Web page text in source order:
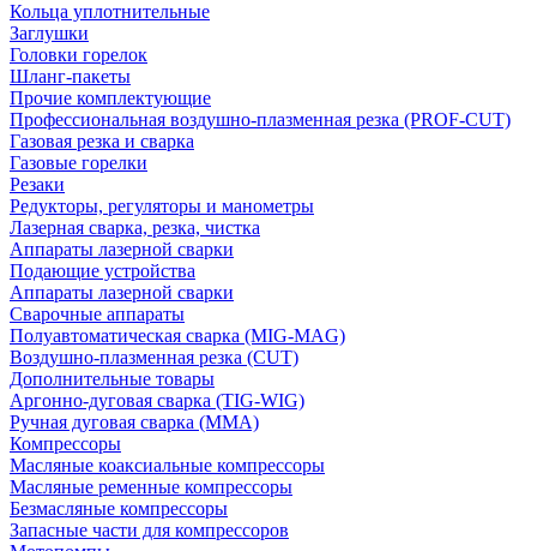
Кольца уплотнительные
Заглушки
Головки горелок
Шланг-пакеты
Прочие комплектующие
Профессиональная воздушно-плазменная резка (PROF-CUT)
Газовая резка и сварка
Газовые горелки
Резаки
Редукторы, регуляторы и манометры
Лазерная сварка, резка, чистка
Аппараты лазерной сварки
Подающие устройства
Аппараты лазерной сварки
Сварочные аппараты
Полуавтоматическая сварка (MIG-MAG)
Воздушно-плазменная резка (CUT)
Дополнительные товары
Аргонно-дуговая сварка (TIG-WIG)
Ручная дуговая сварка (MMA)
Компрессоры
Масляные коаксиальные компрессоры
Масляные ременные компрессоры
Безмасляные компрессоры
Запасные части для компрессоров